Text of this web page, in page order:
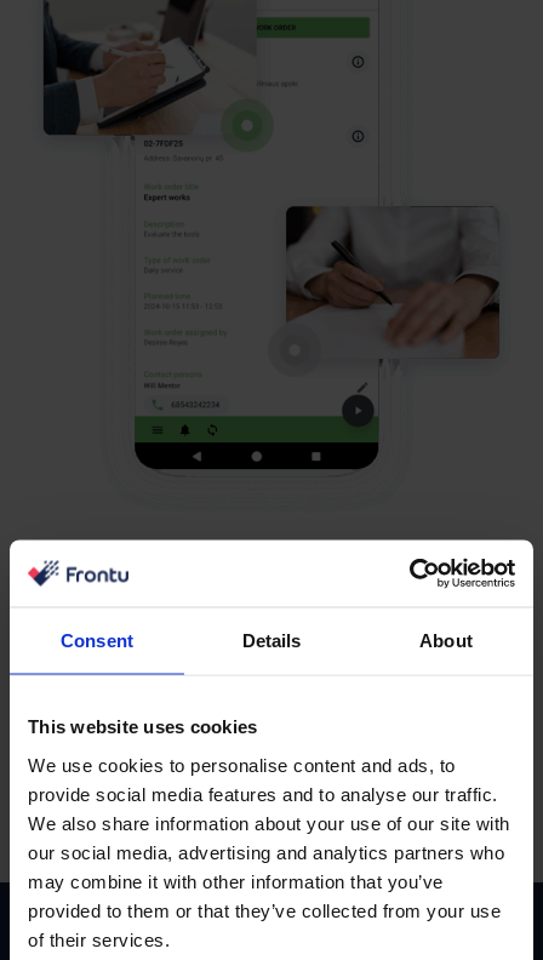
Consent Details About
This website uses cookies
We use cookies to personalise content and ads, to
provide social media features and to analyse our traffic.
We also share information about your use of our site with
our social media, advertising and analytics partners who
may combine it with other information that you’ve
provided to them or that they’ve collected from your use
of their services.
Безпроблемна синхронизация
автоматизирана SPIS връзка.